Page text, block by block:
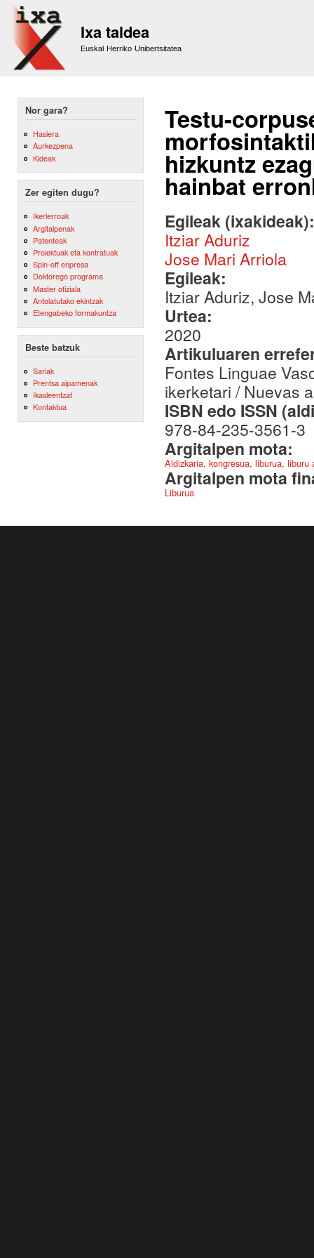
Ixa taldea
Euskal Herriko Unibertsitatea
Nor gara?
Hasiera
Aurkezpena
Kideak
Zer egiten dugu?
Ikerlerroak
Argitalpenak
Patenteak
Proiektuak eta kontratuak
Spin-off enpresa
Doktorego programa
Master ofiziala
Antolatutako ekintzak
Etengabeko formakuntza
Beste batzuk
Sariak
Prentsa aipamenak
Ikasleentzat
Kontaktua
Testu-
hizkuntz
hainbat
Egileak
Itziar Aduriz
Jose Mari Arriola
Egileak:
Itziar Aduriz, Jose
Urtea:
2020
Artikuluaren
Fontes Linguae
ikerketari / Nuevas
ISBN edo ISSN
978-84-235-3561-3
Argitalpen mota:
Aldizkaria, kongresua, liburua,
Argitalpen mota
Liburua